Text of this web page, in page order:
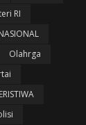
RI
Olahrga